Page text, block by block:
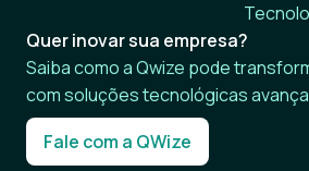
Quer inovar sua empresa?
Saiba como a Qwize pode
com soluções tecnológicas
Fale com a QWize